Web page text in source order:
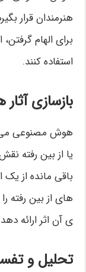
هنرمندان قرار
برای الهام
استفاده کنند.
بازسازی
هوش مصنوعی می
یا از بین رفته
باقی مانده از
های از بین رفته
ی آن اثر ارائه
تحلیل و